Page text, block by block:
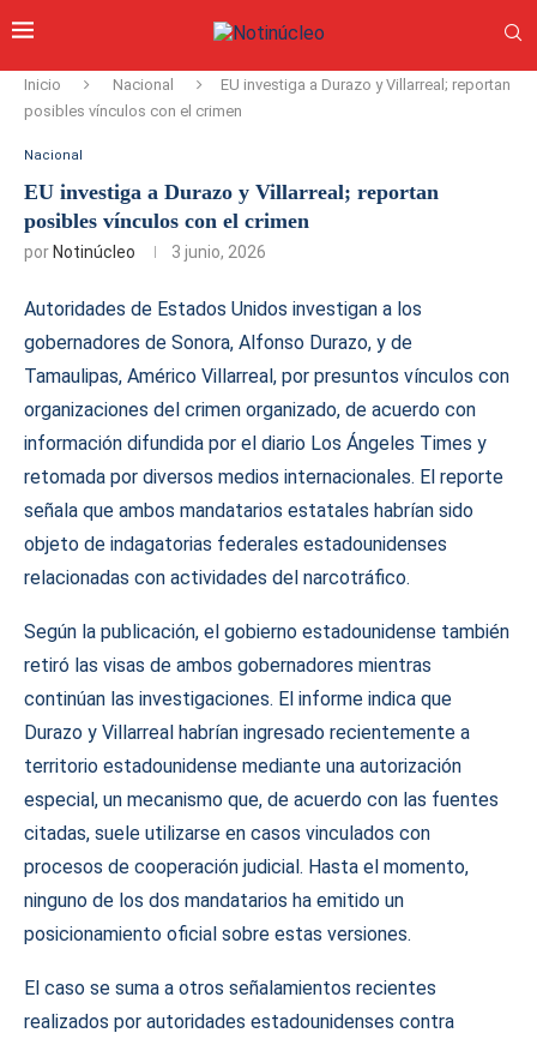
Inicio Nacional
EU investiga a Durazo y Villarreal; reportan
posibles vínculos con el crimen
Nacional
EU investiga a Durazo y Villarreal; reportan
posibles vínculos con el crimen
por Notinúcleo 3 junio, 2026
Autoridades de Estados Unidos investigan a los
gobernadores de Sonora, Alfonso Durazo, y de
Tamaulipas, Américo Villarreal, por presuntos vínculos con
organizaciones del crimen organizado, de acuerdo con
información difundida por el diario Los Ángeles Times y
retomada por diversos medios internacionales. El reporte
señala que ambos mandatarios estatales habrían sido
objeto de indagatorias federales estadounidenses
relacionadas con actividades del narcotráfico.
Según la publicación, el gobierno estadounidense también
retiró las visas de ambos gobernadores mientras
continúan las investigaciones. El informe indica que
Durazo y Villarreal habrían ingresado recientemente a
territorio estadounidense mediante una autorización
especial, un mecanismo que, de acuerdo con las fuentes
citadas, suele utilizarse en casos vinculados con
procesos de cooperación judicial. Hasta el momento,
ninguno de los dos mandatarios ha emitido un
posicionamiento oficial sobre estas versiones.
El caso se suma a otros señalamientos recientes
realizados por autoridades estadounidenses contra